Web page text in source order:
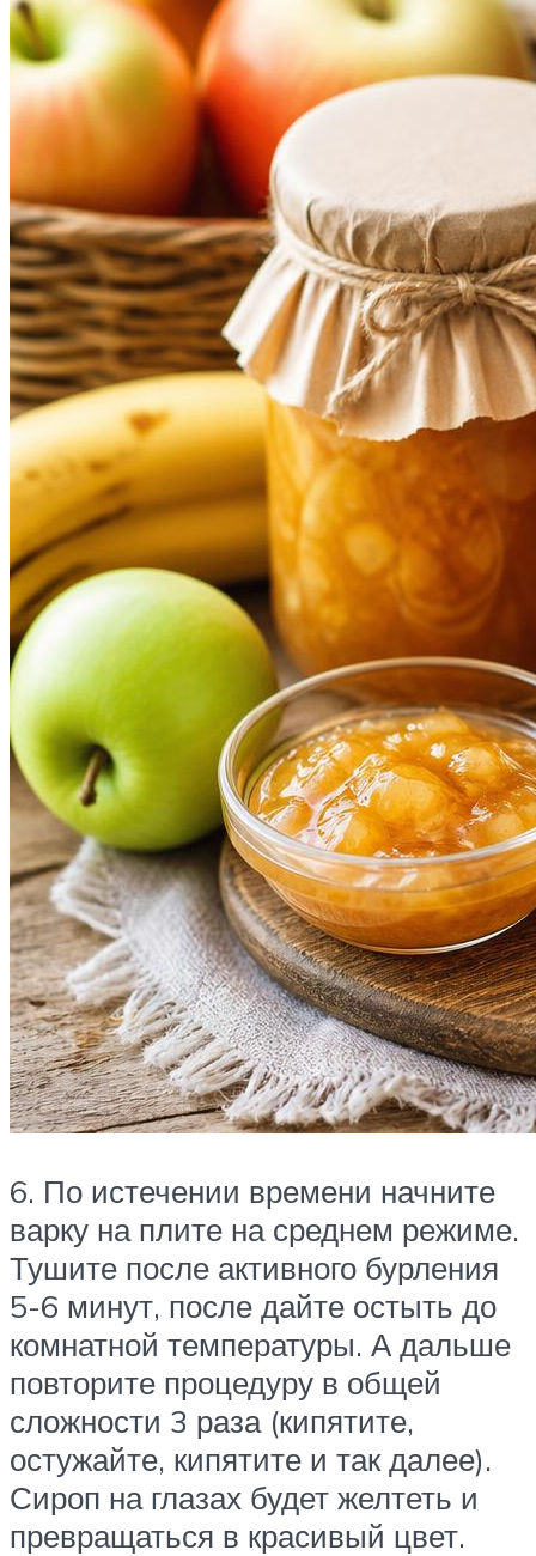
6. По истечении времени начните
варку на плите на среднем режиме.
Тушите после активного бурления
5-6 минут, после дайте остыть до
комнатной температуры. А дальше
повторите процедуру в общей
сложности 3 раза (кипятите,
остужайте, кипятите и так далее).
Сироп на глазах будет желтеть и
превращаться в красивый цвет.